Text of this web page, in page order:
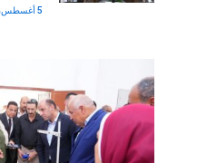
5 أغسطس، 2026